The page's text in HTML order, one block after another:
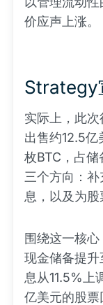
价应声上涨。
Strategy
实际上，此
出售约12.5
枚BTC，占
三个方向：
息，以及为股
围绕这一核心
现金储备提升
息从11.5%上
亿美元的股